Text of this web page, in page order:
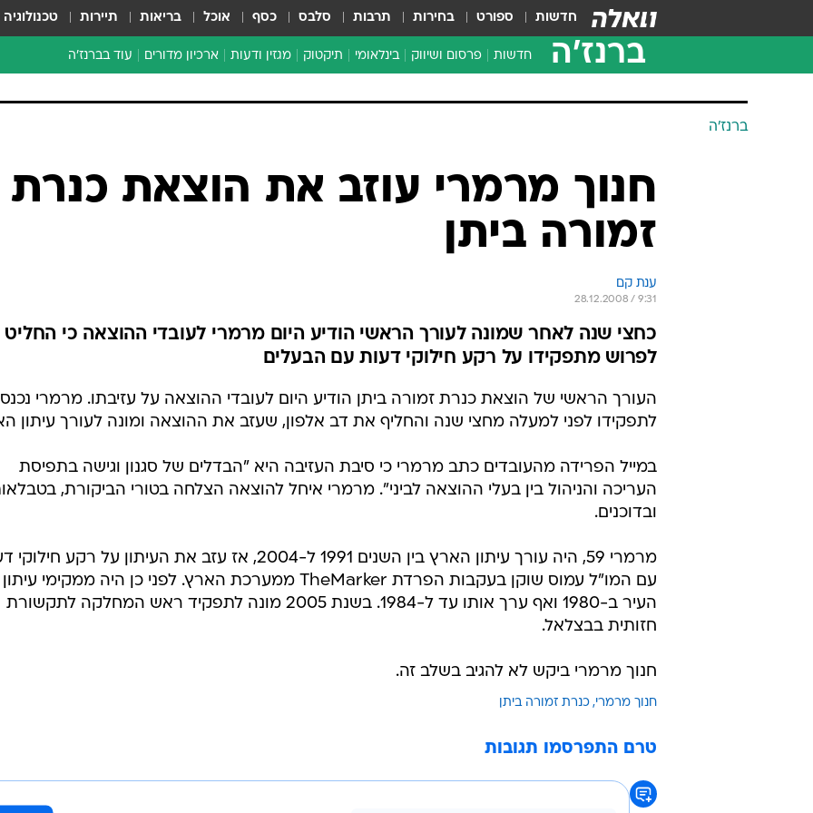
חדשות ספורט בחירות תרבות סלבס כסף אוכל בריאות תיירות טכנולוגיה
ברנז'ה חדשות פרסום ושיווק בינלאומי תיקטוק מגזין ודעות ארכיון מדורים עוד בברנז'ה
ברנז'ה
חנוך מרמרי עוזב את הוצאת כנרת
זמורה ביתן
ענת קם
28.12.2008 / 9:31
כחצי שנה לאחר שמונה לעורך הראשי הודיע היום מרמרי לעובדי ההוצאה כי החליט
לפרוש מתפקידו על רקע חילוקי דעות עם הבעלים
העורך הראשי של הוצאת כנרת זמורה ביתן הודיע היום לעובדי ההוצאה על עזיבתו. מרמרי נכנס
לתפקידו לפני למעלה מחצי שנה והחליף את דב אלפון, שעזב את ההוצאה ומונה לעורך עיתון
במייל הפרידה מהעובדים כתב מרמרי כי סיבת העזיבה היא "הבדלים של סגנון וגישה בתפיסת
העריכה והניהול בין בעלי ההוצאה לביני". מרמרי איחל להוצאה הצלחה בטורי הביקורת,
ובדוכנים.
מרמרי 59, היה עורך עיתון הארץ בין השנים 1991 ל-2004, אז עזב את העיתון על רקע
עם המו"ל עמוס שוקן בעקבות הפרדת TheMarker ממערכת הארץ. לפני כן היה ממקימי עיתון
העיר ב-1980 ואף ערך אותו עד ל-1984. בשנת 2005 מונה לתפקיד ראש המחלקה לתקשורת
חזותית בבצלאל.
חנוך מרמרי ביקש לא להגיב בשלב זה.
חנוך מרמרי כנרת זמורה ביתן
טרם התפרסמו תגובות